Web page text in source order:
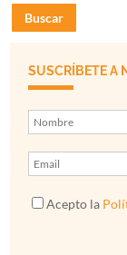
Buscar
SUSCRÍBETE A
Acepto la